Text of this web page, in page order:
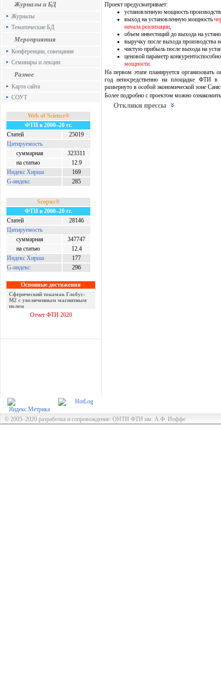
Журналы и БД
Журналы
Тематические БД
Мероприятия
Конференции, совещания
Семинары и лекции
Разное
Карта сайта
СОУТ
Web of Science®
ФТИ в 2000–20 гг.
Статей
25019
Цитируемость
суммарная
323311
на статью
12.9
Индекс Хирша
169
G-индекс
285
Scopus®
ФТИ в 2000–20 гг.
Статей
28146
Цитируемость
суммарная
347747
на статью
12.4
Индекс Хирша
177
G-индекс
296
Основные достижения
Сферический токамак Глобус-
М2 с увеличенным магнитным
полем
Отчет ФТИ 2020
Проект предусматривает:
установленную мощность
выход на установленную мощность
начала реализации,
объем инвестиций до выхода на
выручку после выхода производства
чистую прибыль после выхода на
ценовой параметр
мощности.
На первом этапе планируется
год непосредственно на площадке ФТИ
развернуто в особой экономической зоне
Более подробно с проектом можно
Отклики прессы
© 2005–2020 разработка и сопровождение: ОНТИ ФТИ им. А.Ф. Иоффе